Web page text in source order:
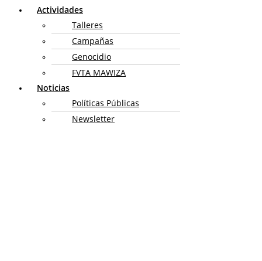
Actividades
Talleres
Campañas
Genocidio
FVTA MAWIZA
Noticias
Políticas Públicas
Newsletter